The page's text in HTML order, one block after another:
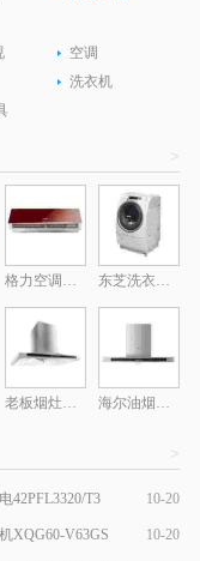
空调
洗衣机
>
格力空调KFR-35GW/(35556)FNFa-3(镜面红) 东芝洗衣机XQG75-ESE
老板烟灶套餐CXW-200-8210N+9B26N+802N 海尔油烟机CXW-219-JT30(SN)(T)
>
10-20
42PFL3320/T3
10-20
XQG60-V63GS